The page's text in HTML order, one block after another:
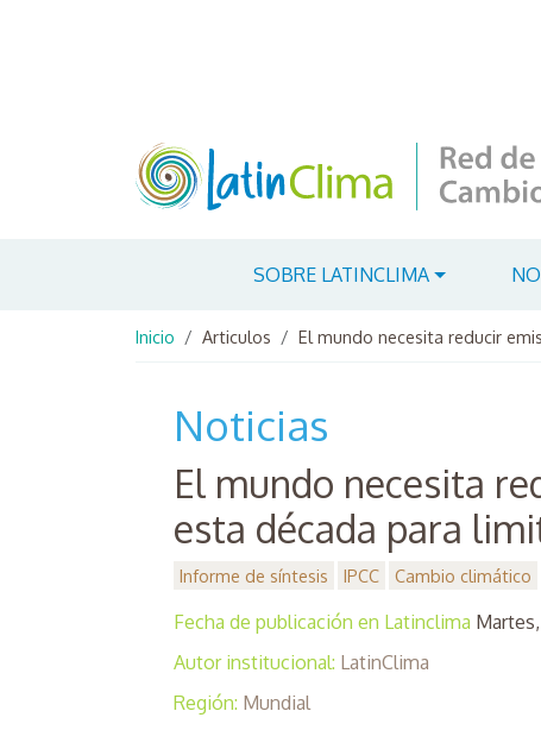
Navegación principal
SOBRE LATINCLIMA
Ruta de navegación
Inicio Articulos El mundo necesita reducir
Noticias
El mundo necesita
esta década para
Informe de síntesis IPCC Cambio climático
Fecha de publicación en Latinclima
Autor institucional: LatinClima
Región: Mundial